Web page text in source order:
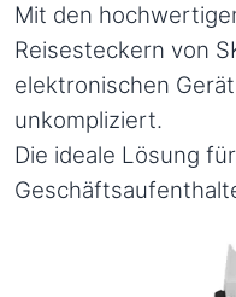
Mit den
Reisesteckern von
elektronischen
unkompliziert.
Die ideale Lösung